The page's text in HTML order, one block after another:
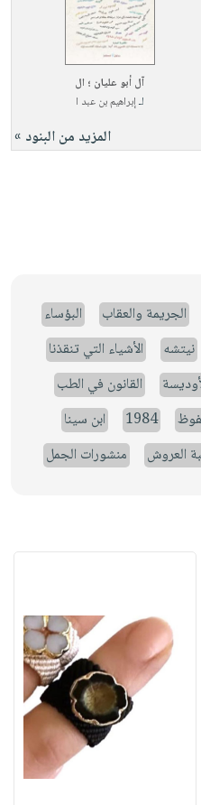
آل أبو عليان ؛ ال
لـإبراهيم بن عبد ا
المزيد من البنود »
الجريمة والعقاب
البؤساء
نيتشه
الأشياء التي تنقذنا
القانون في الطب
1984
ابن سينا
العروش منشورات الجمل